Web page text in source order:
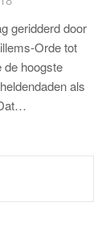
geridderd door
Orde tot
de hoogste
als